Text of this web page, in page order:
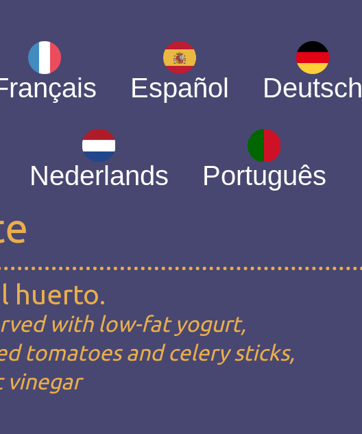
Español Deutsch
Nederlands Português
huerto.
with low-fat yogurt,
tomatoes and celery sticks,
vinegar